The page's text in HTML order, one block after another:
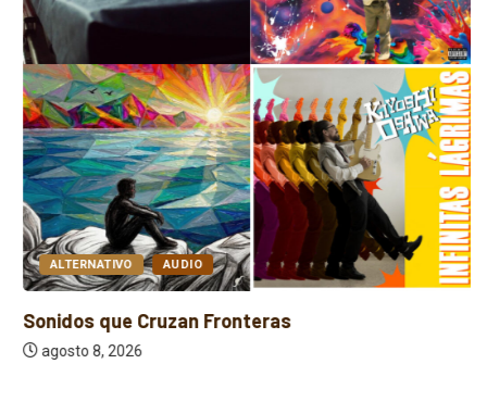
ALTERNATIVO AUDIO
Sonidos que Cruzan Fronteras
agosto 8, 2026